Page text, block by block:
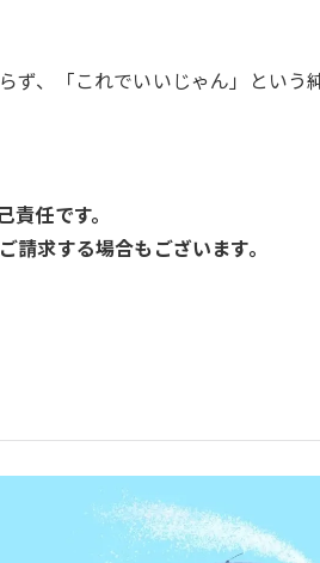
ず、「これでいいじゃん」とい
任です。
求する場合もございます。